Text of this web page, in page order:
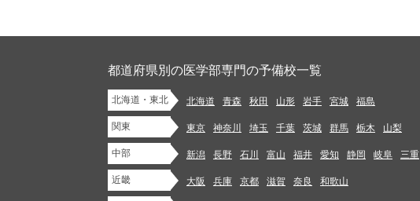
都道府県別の医学部専門の予備校一覧
北海道・東北 北海道 青森 秋田 山形 岩手 宮城 福島
関東 東京 神奈川 埼玉 千葉 茨城 群馬 栃木 山梨
中部 新潟 長野 石川 富山 福井 愛知 静岡 岐阜 三重
近畿 大阪 兵庫 京都 滋賀 奈良 和歌山